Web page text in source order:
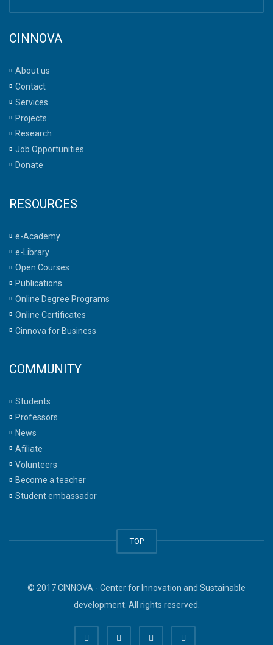
CINNOVA
About us
Contact
Services
Projects
Research
Job Opportunities
Donate
RESOURCES
e-Academy
e-Library
Open Courses
Publications
Online Degree Programs
Online Certificates
Cinnova for Business
COMMUNITY
Students
Professors
News
Afiliate
Volunteers
Become a teacher
Student embassador
TOP
© 2017 CINNOVA - Center for Innovation and Sustainable
development. All rights reserved.